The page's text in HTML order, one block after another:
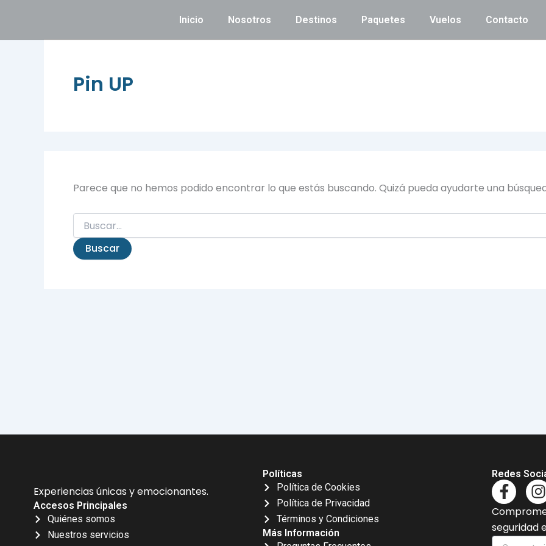
contenido
Inicio Nosotros Destinos Paquetes Vuelos Contacto
Pin UP
Parece que no hemos podido encontrar lo que estás buscando. Quizá pueda ayudarte una
Experiencias únicas y emocionantes.
Accesos Principales
Quiénes somos
Nuestros servicios
Políticas
Política de Cookies
Política de Privacidad
Términos y Condiciones
Más Información
Redes
F
a
c
e
I
s
t
seguridad
Comentario